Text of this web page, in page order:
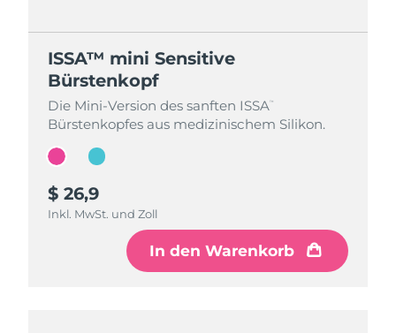
ISSA™ mini Sensitive
Bürstenkopf
Die Mini-Version des sanften ISSA™
Bürstenkopfes aus medizinischem Silikon.
$ 26,9
Inkl. MwSt. und Zoll
In den Warenkorb
ISSA™ mini Sensitive
Bürstenkopf
Die Mini-Version des sanften ISSA™
Bürstenkopfes aus medizinischem Silikon.
$ 26,9
Inkl. MwSt. und Zoll
In den Warenkorb